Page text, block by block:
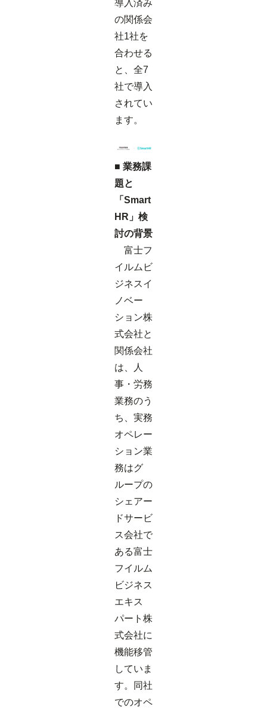
導入済み
の関係会
社1社を
合わせる
と、全7
社で導入
されてい
ます。
■ 業務課
題と
「Smart
HR」検
討の背景
富士フ
イルムビ
ジネスイ
ノベー
ション株
式会社と
関係会社
は、人
事・労務
業務のう
ち、実務
オペレー
ション業
務はグ
ループの
シェアー
ドサービ
ス会社で
ある富士
フイルム
ビジネス
エキス
パート株
式会社に
機能移管
していま
す。同社
でのオペ